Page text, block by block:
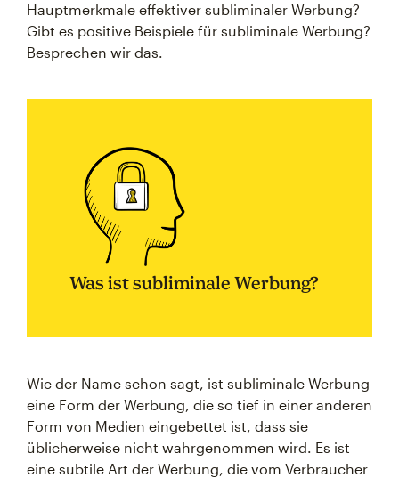
Hauptmerkmale effektiver subliminaler Werbung?
Gibt es positive Beispiele für subliminale Werbung?
Besprechen wir das.
Was ist subliminale Werbung?
Wie der Name schon sagt, ist subliminale Werbung
eine Form der Werbung, die so tief in einer anderen
Form von Medien eingebettet ist, dass sie
üblicherweise nicht wahrgenommen wird. Es ist
eine subtile Art der Werbung, die vom Verbraucher